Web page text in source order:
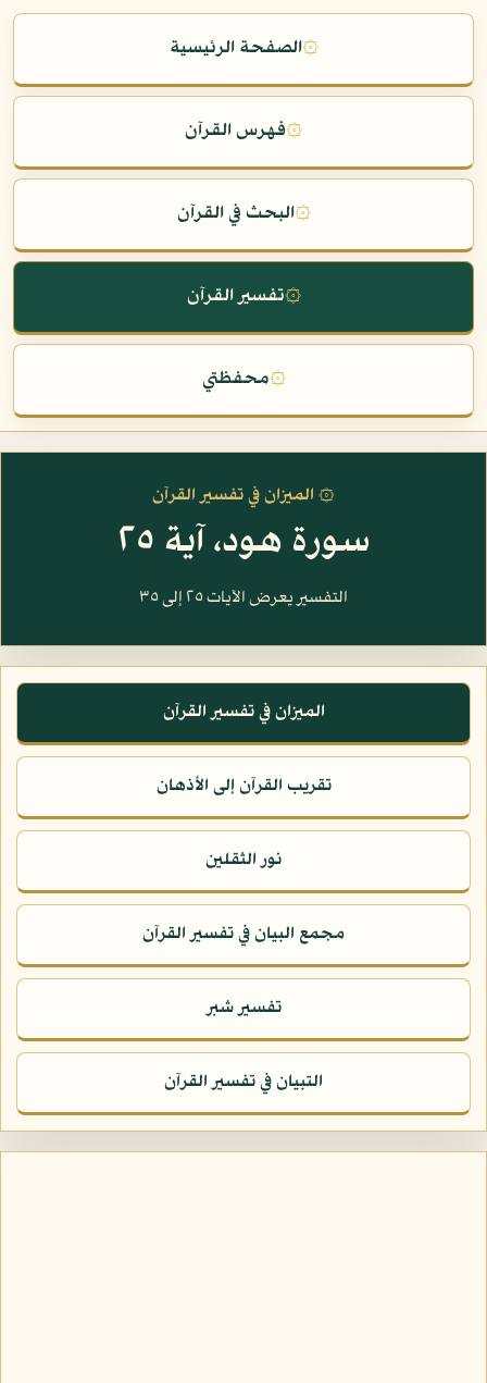
۞الصفحة الرئيسية
۞فهرس القرآن
۞البحث في القرآن
۞تفسير القرآن
۞محفظتي
۞ الميزان في تفسير القرآن
سورة هود، آية ٢٥
التفسير يعرض الآيات ٢٥ إلى ٣٥
الميزان في تفسير القرآن
تقريب القرآن إلى الأذهان
نور الثقلين
مجمع البيان في تفسير القرآن
تفسير شبر
التبيان في تفسير القرآن